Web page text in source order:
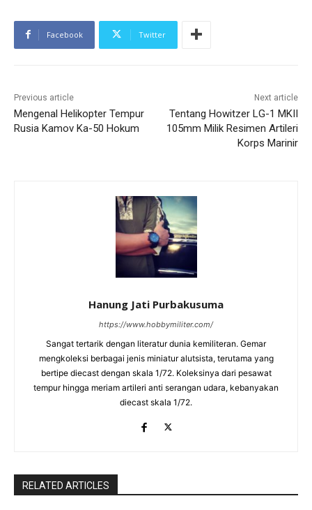
Facebook Twitter
Previous article
Mengenal Helikopter Tempur
Rusia Kamov Ka-50 Hokum
Next article
Tentang Howitzer LG-1 MKII
105mm Milik Resimen Artileri
Korps Marinir
Hanung Jati Purbakusuma
https://www.hobbymiliter.com/
Sangat tertarik dengan literatur dunia kemiliteran. Gemar
mengkoleksi berbagai jenis miniatur alutsista, terutama yang
bertipe diecast dengan skala 1/72. Koleksinya dari pesawat
tempur hingga meriam artileri anti serangan udara, kebanyakan
diecast skala 1/72.
RELATED ARTICLES